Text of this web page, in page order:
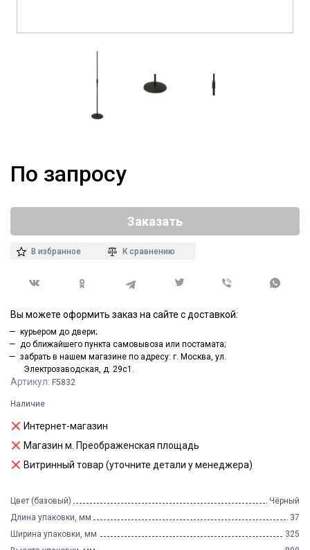
Артикул: F5832
Наличие
Интернет-магазин
Магазин м. Преображенская площадь
Витринный товар (уточните детали у менеджера)
Цвет (базовый)
Чёрный
Длина упаковки, мм
37
Ширина упаковки, мм
325
По запросу
Заказать
В избранное К сравнению
Вы можете оформить заказ на сайте с доставкой:
курьером до двери;
до ближайшего пункта самовывоза или постамата;
забрать в нашем магазине по адресу: г. Москва, ул.
Электрозаводская, д. 29с1.